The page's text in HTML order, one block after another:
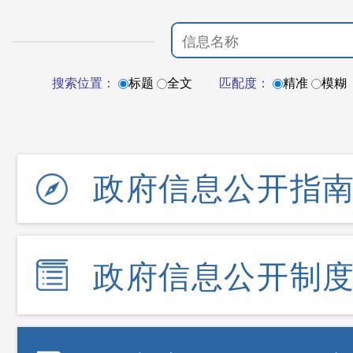
搜索位置： 标题 全文 匹配度： 精准 模糊
政府信息公开指
政府信息公开制